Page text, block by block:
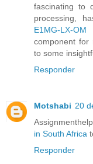
fascinating to
processing,
E1MG-LX-OM
component for
to some
Responder
Motshabi 20
in South Africa
Responder